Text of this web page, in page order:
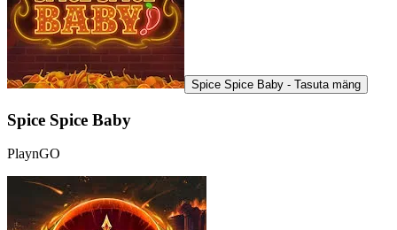
Spice Spice Baby - Tasuta mäng
Spice Spice Baby
PlaynGO